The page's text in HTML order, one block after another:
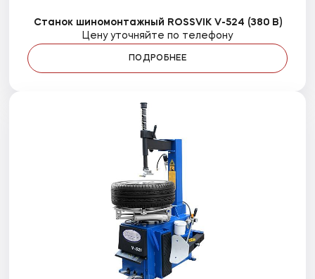
Станок шиномонтажный ROSSVIK V-524 (380 В)
Цену уточняйте по телефону
ПОДРОБНЕЕ